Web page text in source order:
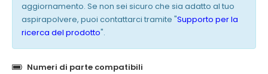
aggiornamento. Se non sei sicuro che sia adatto al tuo
aspirapolvere, puoi contattarci tramite "Supporto per la
ricerca del prodotto".
Numeri di parte compatibili